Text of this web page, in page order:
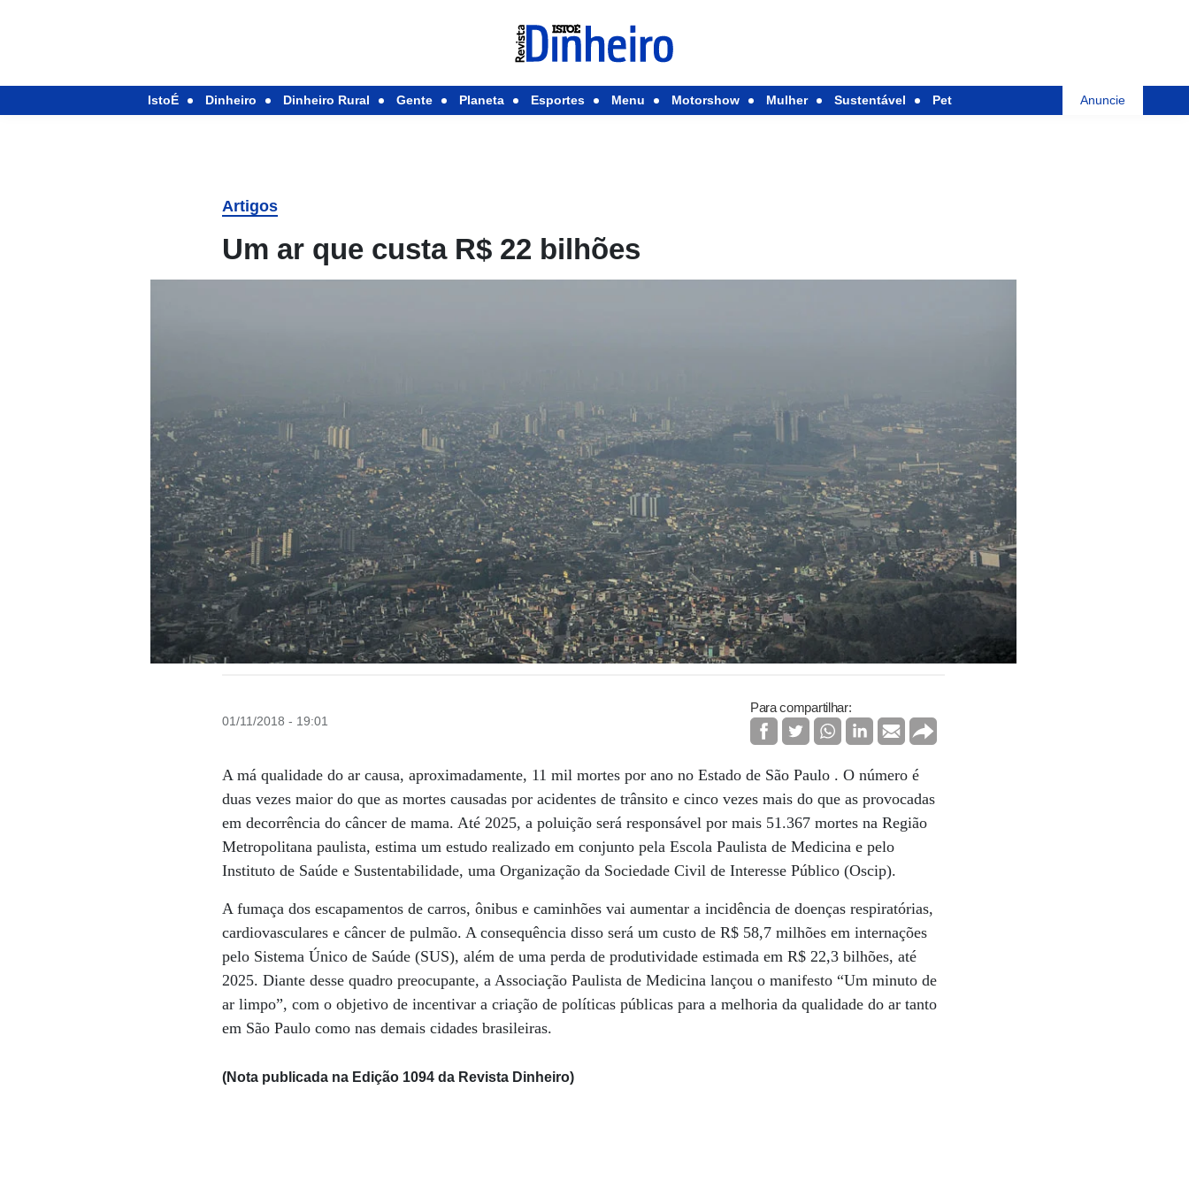
IstoÉ Dinheiro Dinheiro Rural Gente Planeta Esportes Menu Motorshow Mulher Sustentável Pet Anuncie
Artigos
Um ar que custa R$ 22 bilhões
01/11/2018 - 19:01
Para compartilhar:
A má qualidade do ar causa, aproximadamente, 11 mil mortes por ano no Estado de São Paulo . O número é
duas vezes maior do que as mortes causadas por acidentes de trânsito e cinco vezes mais do que as provocadas
em decorrência do câncer de mama. Até 2025, a poluição será responsável por mais 51.367 mortes na Região
Metropolitana paulista, estima um estudo realizado em conjunto pela Escola Paulista de Medicina e pelo
Instituto de Saúde e Sustentabilidade, uma Organização da Sociedade Civil de Interesse Público (Oscip).
A fumaça dos escapamentos de carros, ônibus e caminhões vai aumentar a incidência de doenças respiratórias,
cardiovasculares e câncer de pulmão. A consequência disso será um custo de R$ 58,7 milhões em internações
pelo Sistema Único de Saúde (SUS), além de uma perda de produtividade estimada em R$ 22,3 bilhões, até
2025. Diante desse quadro preocupante, a Associação Paulista de Medicina lançou o manifesto “Um minuto de
ar limpo”, com o objetivo de incentivar a criação de políticas públicas para a melhoria da qualidade do ar tanto
em São Paulo como nas demais cidades brasileiras.
(Nota publicada na Edição 1094 da Revista Dinheiro)